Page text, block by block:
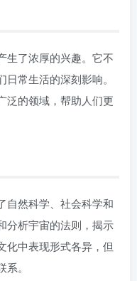
生了浓厚的兴趣。它不
常生活的深刻影响。
泛的领域，帮助人们更
自然科学、社会科学和
分析宇宙的法则，揭示
化中表现形式各异，但
。